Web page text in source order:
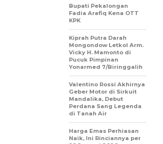
Bupati Pekalongan
Fadia Arafiq Kena OTT
KPK
Kiprah Putra Darah
Mongondow Letkol Arm.
Vicky H. Mamonto di
Pucuk Pimpinan
Yonarmed 7/Biringgalih
Valentino Rossi Akhirnya
Geber Motor di Sirkuit
Mandalika, Debut
Perdana Sang Legenda
di Tanah Air
Harga Emas Perhiasan
Naik, Ini Rinciannya per